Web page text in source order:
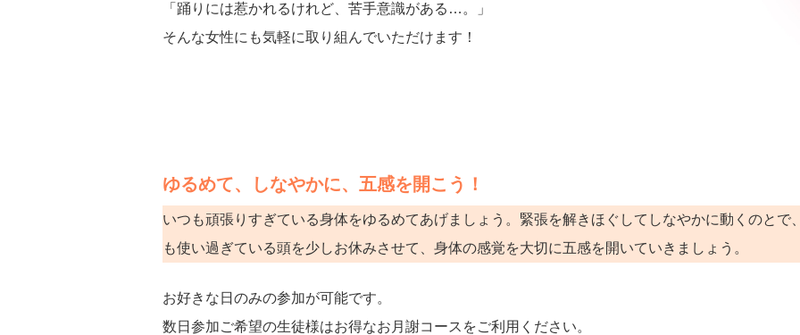
「踊りには惹かれるけれど、苦手意識がある…。」
そんな女性にも気軽に取り組んでいただけます！
ゆるめて、しなやかに、五感を開こう！
いつも頑張りすぎている身体をゆるめてあげましょう。緊張を解きほぐしてしなやかに動くのとで
も使い過ぎている頭を少しお休みさせて、身体の感覚を大切に五感を開いていきましょう。
お好きな日のみの参加が可能です。
数日参加ご希望の生徒様はお得なお月謝コースをご利用ください。